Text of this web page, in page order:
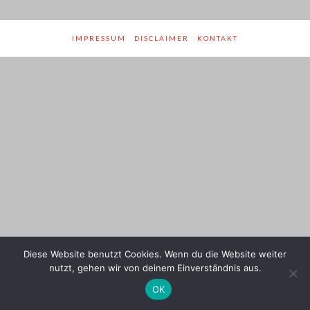
IMPRESSUM DISCLAIMER KONTAKT
Diese Website benutzt Cookies. Wenn du die Website weiter
nutzt, gehen wir von deinem Einverständnis aus.
OK